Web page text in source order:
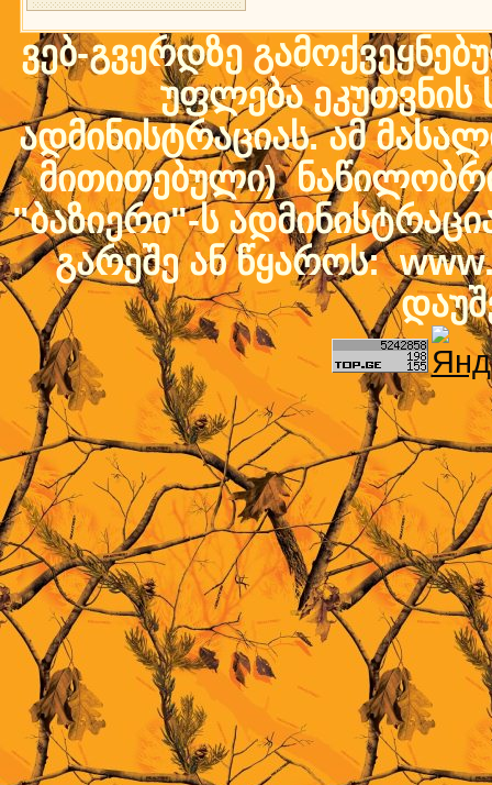
ვებ-გვერდზე
უფლება ეკუთვნის
ადმინისტრაციას. ამ
მითითებული)
"ბაზიერი"-ს
გარეშე ან წყაროს: